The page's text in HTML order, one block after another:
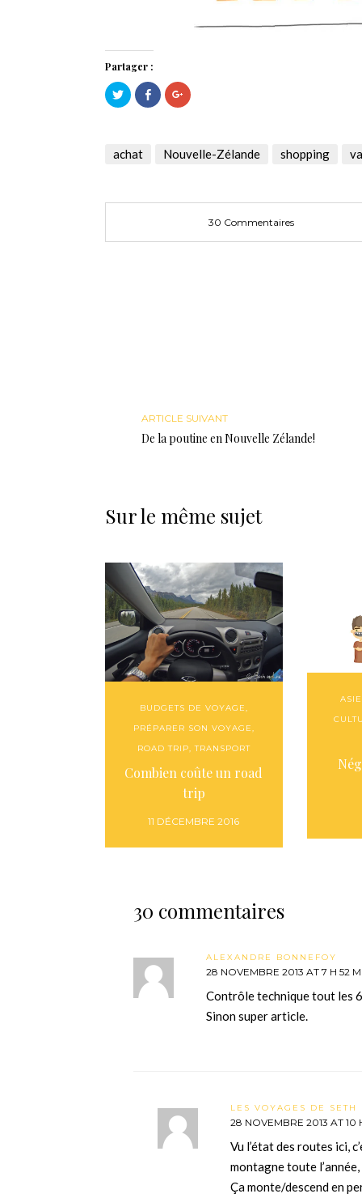
Partager :
Cliquez
pour
partager
une
nouvelle
Cliquez
pour
partager
une
nouvelle
Cliquez
pour
dans
une
achat Nouvelle-Zélande shopping
30 Commentaires
ARTICLE SUIVANT
De la poutine en Nouvelle Zélande!
Sur le même sujet
BUDGETS DE VOYAGE,
PRÉPARER SON VOYAGE,
ROAD TRIP,TRANSPORT
Combien coûte un road
trip
11 DÉCEMBRE 2016
ASIE
30 commentaires
ALEXANDRE BONNEFOY
28 NOVEMBRE 2013 AT 7 H 52
Contrôle technique tout les
Sinon super article.
LES VOYAGES DE SETH
28 NOVEMBRE 2013 AT 10
Vu l’état des routes ici,
montagne toute l’année,
Ça monte/descend en